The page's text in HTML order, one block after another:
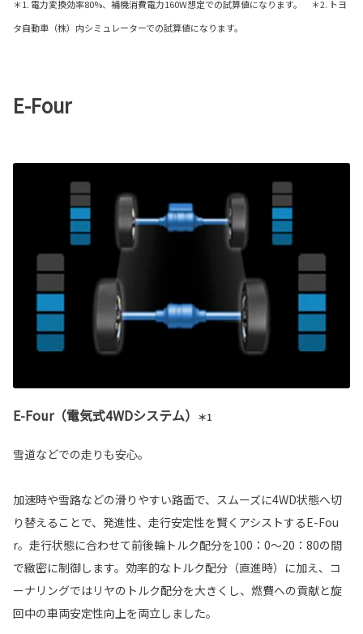
＊1. 電力変換効率80%、補機消費電力160W想定での試算値になります。 ＊2. トヨ
タ自動車（株）内シミュレーターでの試算値になります。
E-Four
E-Four（電気式4WDシステム） ＊1
雪道などでの走りも安心。
加速時や雪路などの滑りやすい路面で、スムーズに4WD状態へ切
り替えることで、発進性、走行安定性を賢くアシストするE-Fou
r。走行状態に合わせて前後輪トルク配分を100：0～20：80の間
で緻密に制御します。効率的なトルク配分（直進時）に加え、コ
ーナリングではリヤのトルク配分を大きくし、燃費への貢献と旋
回中の車両安定性向上を両立しました。